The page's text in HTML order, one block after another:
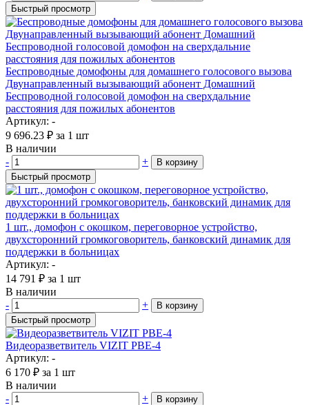
Быстрый просмотр
Беспроводные домофоны для домашнего голосового вызова
Двунаправленный вызывающий абонент Домашний
Беспроводной голосовой домофон на сверхдальние
расстояния для пожилых абонентов
Артикул: -
9 696.23 ₽ за 1 шт
В наличии
-
+
В корзину
Быстрый просмотр
1 шт., домофон с окошком, переговорное устройство,
двухсторонний громкоговоритель, банковский динамик для
поддержки в больницах
Артикул: -
14 791 ₽ за 1 шт
В наличии
-
+
В корзину
Быстрый просмотр
Видеоразветвитель VIZIT РВЕ-4
Артикул: -
6 170 ₽ за 1 шт
В наличии
-
+ В корзину